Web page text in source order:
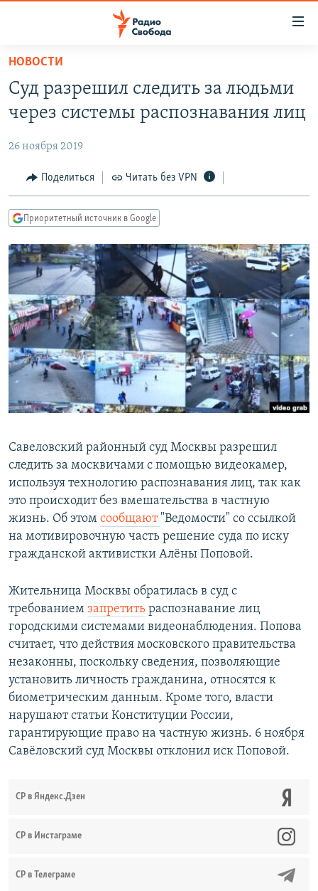
упрощенного
доступа
основному
Вернутся
главной
навигации
Вернутся
поиску
ПОДКАСТЫ
АВТОРСКИЕ ПРОЕКТЫ
ЦИТАТЫ СВОБОДЫ
МНЕНИЯ
IDEL.РЕАЛИИ
КАВКАЗ.РЕАЛИИ
СЕВЕР.РЕАЛИИ
СИБИРЬ.РЕАЛИИ
РАСПИСАНИЕ ВЕЩАНИЯ
ПОДПИШИТЕСЬ НА РАССЫЛКУ
СОЦИАЛЬНЫЕ СЕТИ
Все сайты РСЕ/РС
НОВОСТИ
Суд разрешил следить за людьми
через системы распознавания лиц
26 ноября 2019
Поделиться Читать без VPN
Приоритетный источник в Google
Савеловский районный суд Москвы разрешил
следить за москвичами с помощью видеокамер,
используя технологию распознавания лиц, так как
это происходит без вмешательства в частную
жизнь. Об этом сообщают "Ведомости" со ссылкой
на мотивировочную часть решение суда по иску
гражданской активистки Алёны Поповой.
Жительница Москвы обратилась в суд с
требованием запретить распознавание лиц
городскими системами видеонаблюдения. Попова
считает, что действия московского правительства
незаконны, поскольку сведения, позволяющие
установить личность гражданина, относятся к
биометрическим данным. Кроме того, власти
нарушают статьи Конституции России,
гарантирующие право на частную жизнь. 6 ноября
Савёловский суд Москвы отклонил иск Поповой.
СР в Яндекс.Дзен
CР в Инстаграме
СР в Телеграме